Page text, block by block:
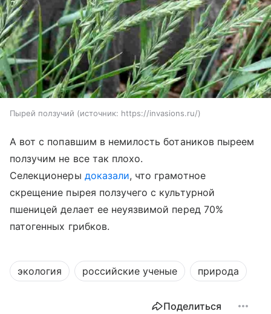
Пырей ползучий источник: https://invasions.ru/
А вот с попавшим в немилость ботаников пыреем
ползучим не все так плохо.
Селекционеры доказали, что грамотное
скрещение пырея ползучего с культурной
пшеницей делает ее неуязвимой перед 70%
патогенных грибков.
экология российские ученые природа
Поделиться